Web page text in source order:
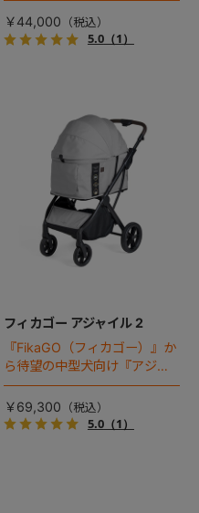
￥44,000
5.0（1）
フィカゴー アジャイル 2
『FikaGO（フィカゴー）』か
ら待望の中型犬向け『アジャ
イル２』 登場！耐荷重30kg
で、しかも1秒・自動収納機能
搭載！！
￥69,300
5.0（1）